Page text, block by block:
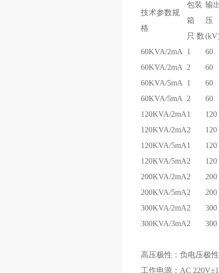
技术参数规
格
包装
箱
输
压
只 数
60KVA/2mA
1
60
60KVA/2mA
2
60
60KVA/5mA
1
60
60KVA/5mA
2
60
120KVA/2mA1
120
120KVA/2mA2
120
120KVA/5mA1
120
120KVA/5mA2
120
200KVA/2mA2
200
200KVA/5mA2
200
300KVA/2mA2
300
300KVA/3mA2 300
高压极性：负电压极
工作电源：AC